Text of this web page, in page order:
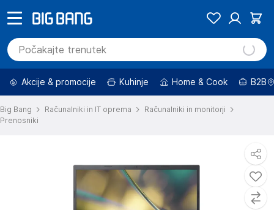
Akcije & promocije Kuhinje Home & Cook B2B
Big Bang Računalniki in IT oprema
Računalniki in monitorji
Prenosniki